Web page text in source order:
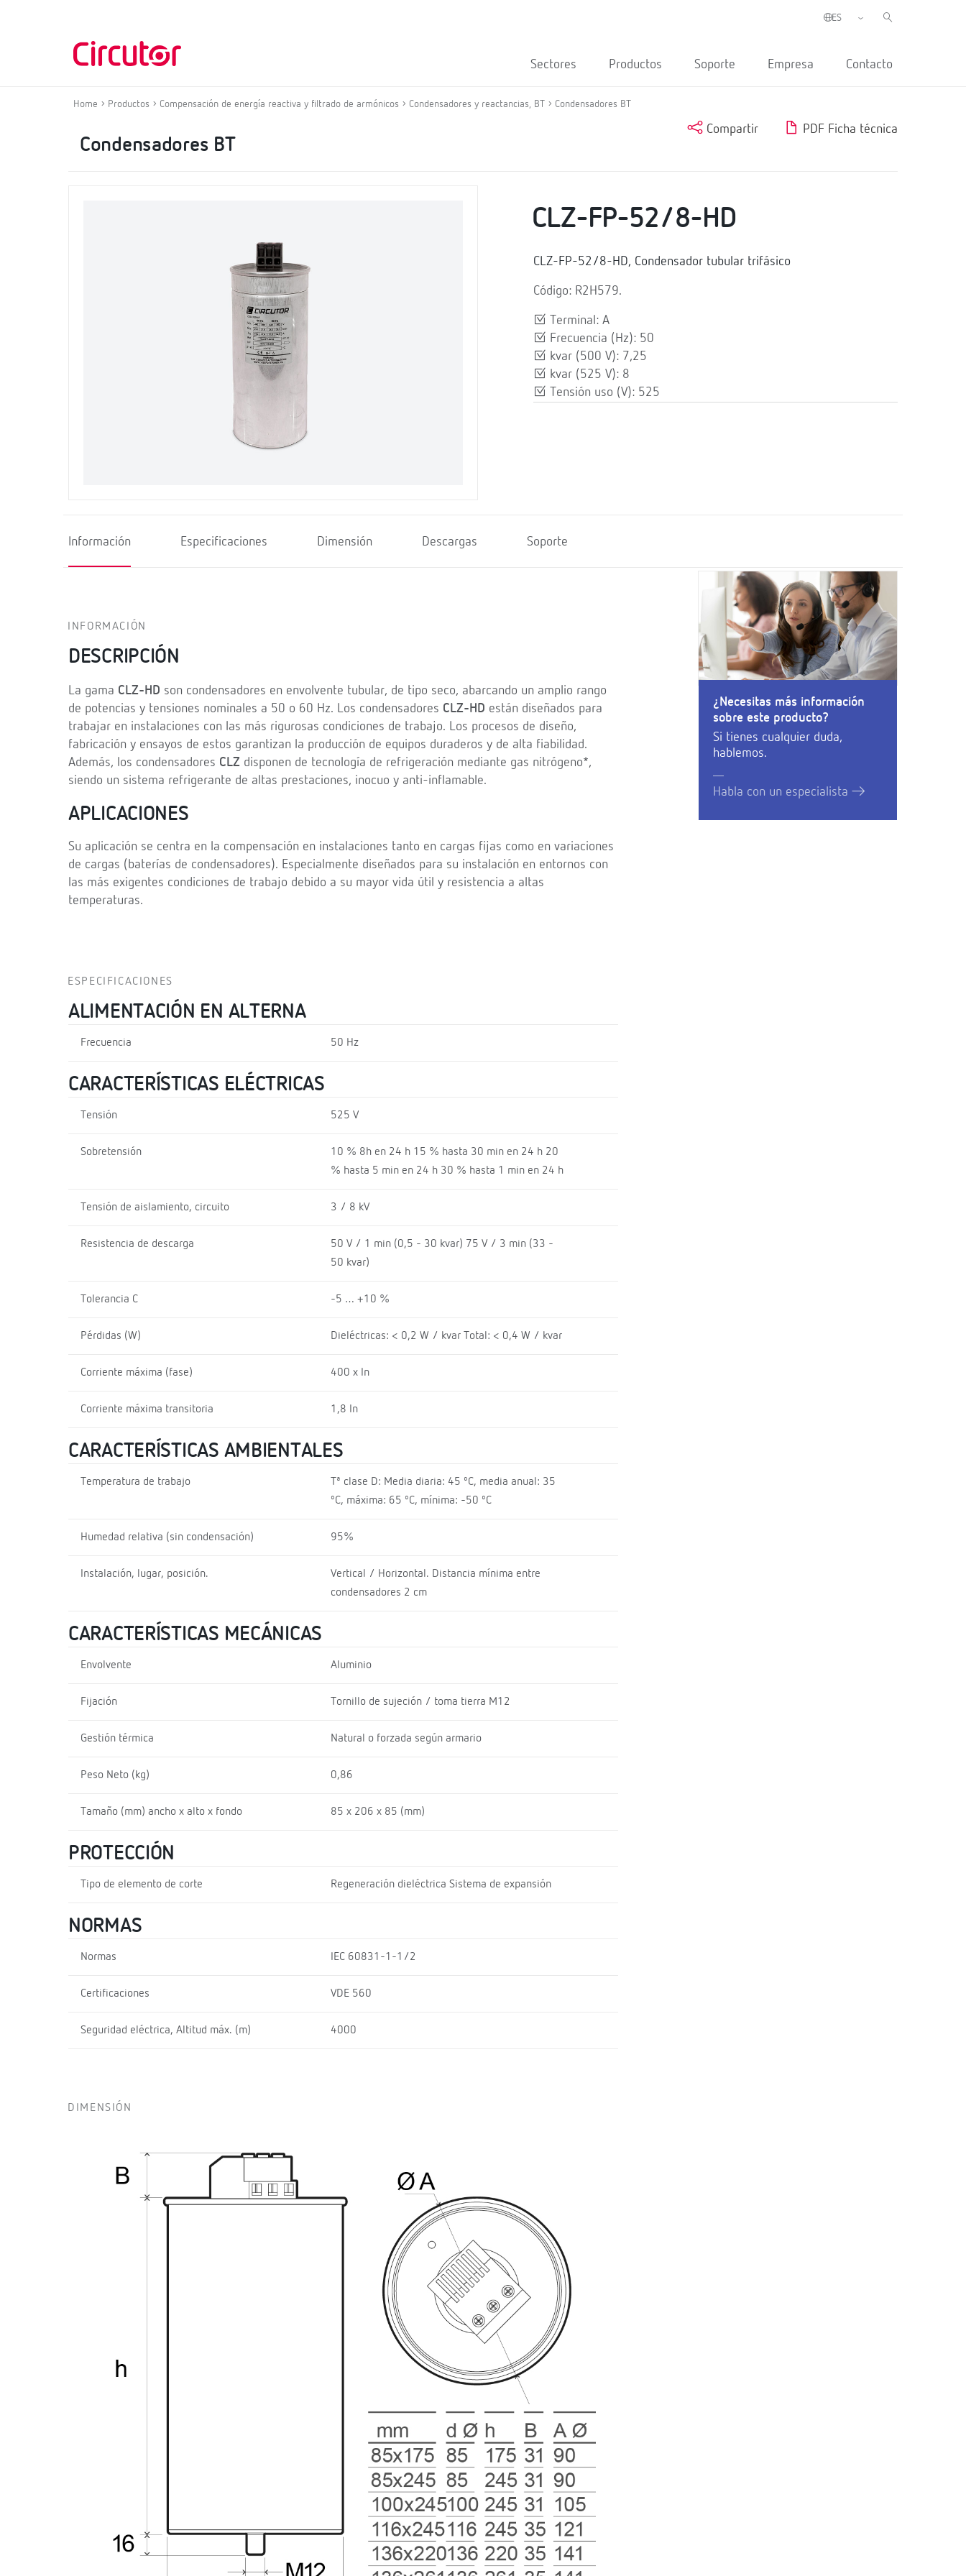
Sectores Productos Soporte Empresa Contacto
Home Productos Compensación de energía reactiva y filtrado de armónicos Condensadores y reactancias, BT Condensadores BT
Condensadores BT
Compartir PDF Ficha técnica
CLZ-FP-52/8-HD
CLZ-FP-52/8-HD, Condensador tubular trifásico
Código: R2H579.
Terminal: A
Frecuencia (Hz): 50
kvar (500 V): 7,25
kvar (525 V): 8
Tensión uso (V): 525
Información Especificaciones Dimensión Descargas Soporte
INFORMACIÓN
DESCRIPCIÓN
La gama CLZ-HD son condensadores en envolvente tubular, de tipo seco, abarcando un amplio rango
de potencias y tensiones nominales a 50 o 60 Hz. Los condensadores CLZ-HD están diseñados para
trabajar en instalaciones con las más rigurosas condiciones de trabajo. Los procesos de diseño,
fabricación y ensayos de estos garantizan la producción de equipos duraderos y de alta fiabilidad.
Además, los condensadores CLZ disponen de tecnología de refrigeración mediante gas nitrógeno*,
siendo un sistema refrigerante de altas prestaciones, inocuo y anti-inflamable.
APLICACIONES
Su aplicación se centra en la compensación en instalaciones tanto en cargas fijas como en variaciones
de cargas (baterías de condensadores). Especialmente diseñados para su instalación en entornos con
las más exigentes condiciones de trabajo debido a su mayor vida útil y resistencia a altas
temperaturas.
¿Necesitas más información
sobre este producto?
Si tienes cualquier duda,
hablemos.
Habla con un especialista
ESPECIFICACIONES
ALIMENTACIÓN EN ALTERNA
Frecuencia 50 Hz
CARACTERÍSTICAS ELÉCTRICAS
Tensión 525 V
Sobretensión
10 % 8h en 24 h 15 % hasta 30 min en 24 h 20
% hasta 5 min en 24 h 30 % hasta 1 min en 24 h
Tensión de aislamiento, circuito 3 / 8 kV
Resistencia de descarga
50 V / 1 min (0,5 - 30 kvar) 75 V / 3 min (33 -
50 kvar)
Tolerancia C -5 … +10 %
Pérdidas (W) Dieléctricas: < 0,2 W / kvar Total: < 0,4 W / kvar
Corriente máxima (fase) 400 x In
Corriente máxima transitoria 1,8 In
CARACTERÍSTICAS AMBIENTALES
Temperatura de trabajo
Tª clase D: Media diaria: 45 ºC, media anual: 35
ºC, máxima: 65 ºC, mínima: -50 ºC
Humedad relativa (sin condensación) 95%
Instalación, lugar, posición.
Vertical / Horizontal. Distancia mínima entre
condensadores 2 cm
CARACTERÍSTICAS MECÁNICAS
Envolvente Aluminio
Fijación Tornillo de sujeción / toma tierra M12
Gestión térmica Natural o forzada según armario
Peso Neto (kg) 0,86
Tamaño (mm) ancho x alto x fondo 85 x 206 x 85 (mm)
PROTECCIÓN
Tipo de elemento de corte Regeneración dieléctrica Sistema de expansión
NORMAS
Normas IEC 60831-1-1/2
Certificaciones VDE 560
Seguridad eléctrica, Altitud máx. (m) 4000
DIMENSIÓN